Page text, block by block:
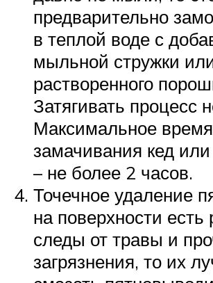
предварительно
в теплой воде с
мыльной стружки
растворенного
Затягивать процесс
Максимальное время
замачивания кед или
– не более 2 часов.
Точечное удаление
на поверхности есть
следы от травы и
загрязнения, то их